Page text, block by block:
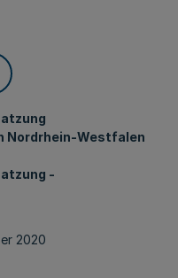
Nordrhein-Westfalen
-
2020